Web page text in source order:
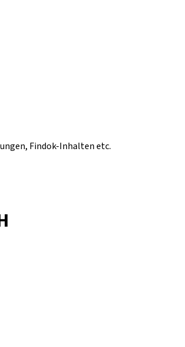
Findok-Inhalten etc.